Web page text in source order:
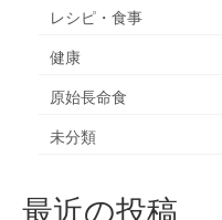
レシピ・食事
健康
原始長命食
未分類
最近の投稿